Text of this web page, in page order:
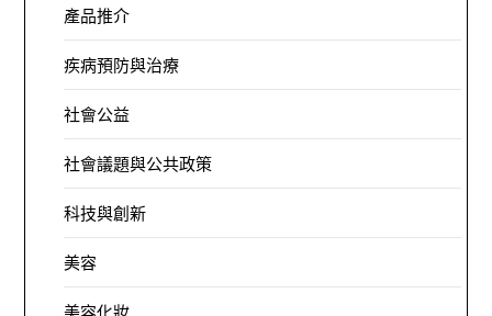
產品推介
疾病預防與治療
社會公益
社會議題與公共政策
科技與創新
美容